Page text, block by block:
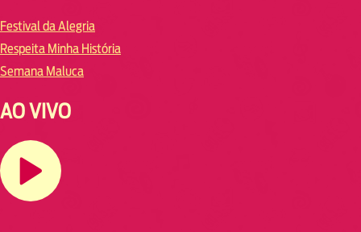
Festival da Alegria
Respeita Minha História
Semana Maluca
AO VIVO